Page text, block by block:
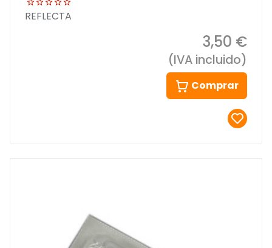
REFLECTA
3,50 €
(IVA incluido)
Comprar